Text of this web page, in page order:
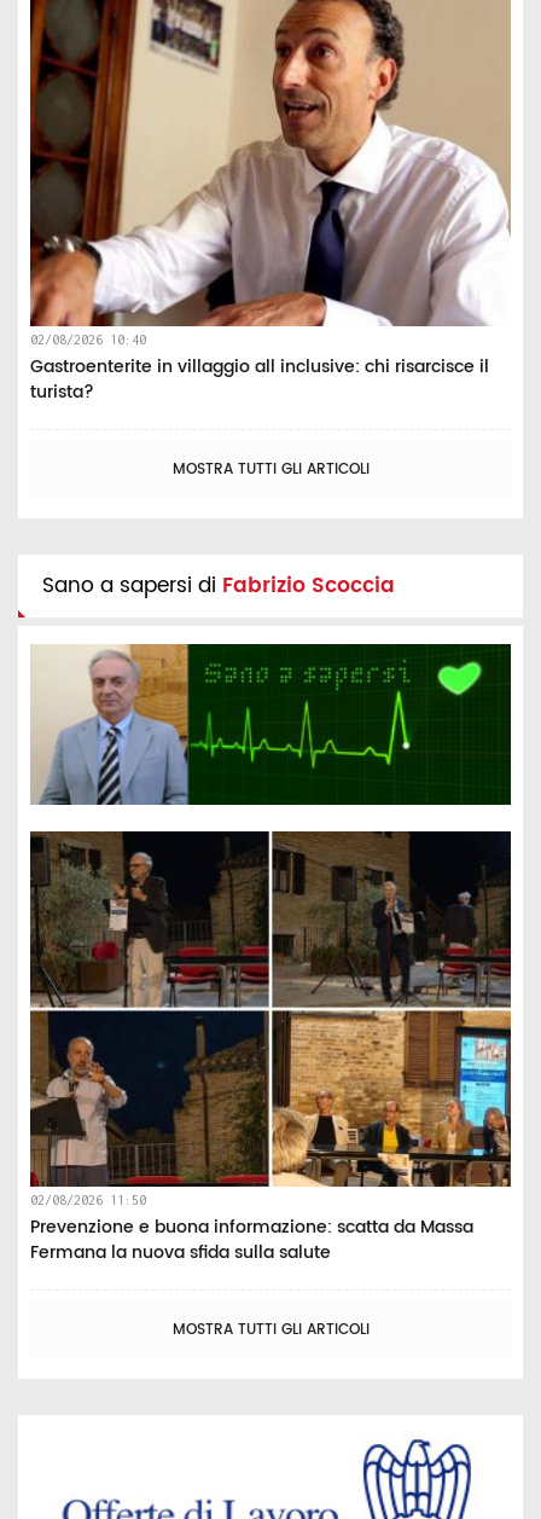
02/08/2026 10:40
Gastroenterite in villaggio all inclusive: chi risarcisce il
turista?
MOSTRA TUTTI GLI ARTICOLI
Sano a sapersi di Fabrizio Scoccia
02/08/2026 11:50
Prevenzione e buona informazione: scatta da Massa
Fermana la nuova sfida sulla salute
MOSTRA TUTTI GLI ARTICOLI